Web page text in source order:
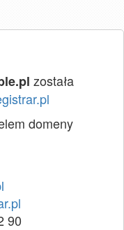
została
domeny
90